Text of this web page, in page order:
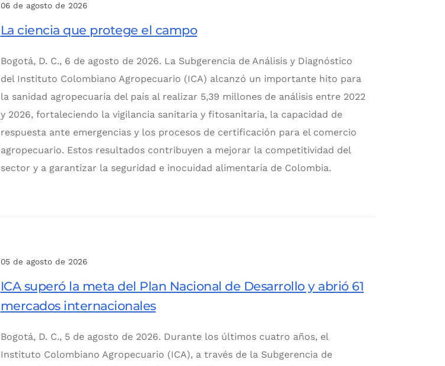
06 de agosto de 2026
La ciencia que protege el campo
Bogotá, D. C., 6 de agosto de 2026. La Subgerencia de Análisis y Diagnóstico
del Instituto Colombiano Agropecuario (ICA) alcanzó un importante hito para
la sanidad agropecuaria del país al realizar 5,39 millones de análisis entre 2022
y 2026, fortaleciendo la vigilancia sanitaria y fitosanitaria, la capacidad de
respuesta ante emergencias y los procesos de certificación para el comercio
agropecuario. Estos resultados contribuyen a mejorar la competitividad del
sector y a garantizar la seguridad e inocuidad alimentaria de Colombia.
05 de agosto de 2026
ICA superó la meta del Plan Nacional de Desarrollo y abrió 61
mercados internacionales
Bogotá, D. C., 5 de agosto de 2026. Durante los últimos cuatro años, el
Instituto Colombiano Agropecuario (ICA), a través de la Subgerencia de